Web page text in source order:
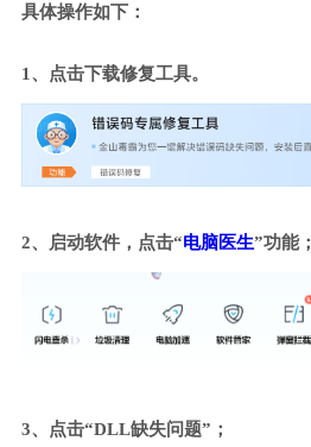
具体操作如下：
1、点击下载修复工具。
2、启动软件，点击“电脑医生”功能；
3、点击“DLL缺失问题”；